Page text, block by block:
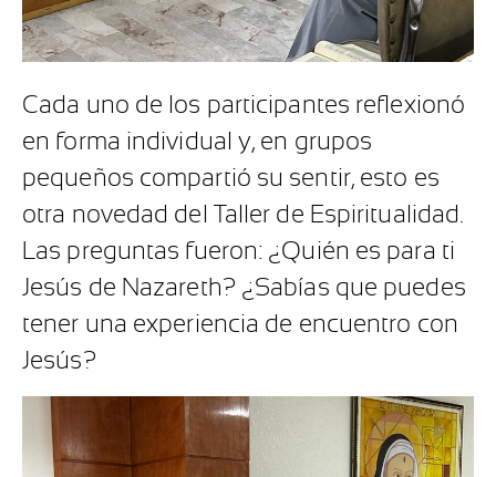
Cada uno de los participantes reflexionó
en forma individual y, en grupos
pequeños compartió su sentir, esto es
otra novedad del Taller de Espiritualidad.
Las preguntas fueron: ¿Quién es para ti
Jesús de Nazareth? ¿Sabías que puedes
tener una experiencia de encuentro con
Jesús?